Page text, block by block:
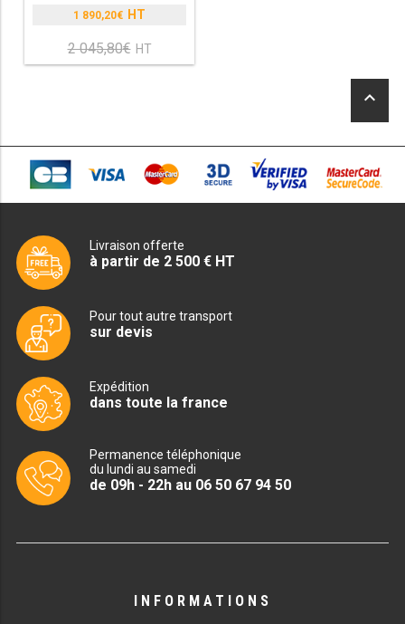
MACHINES À GLAÇONS
VITRINE SÉRIE UOC
VITRINE À PÂTISSERIE
CUISINIÈRE
CUISINIÈRE SÉRIE UOC
CUISINIÈRE 600 GAZ
CUISINIÈRE 600 ÉLECTRIQUE
2 045,80€
prix
1 890,20€
Le
prix
keyboard_arrow_up
Livraison offerte
à partir de 2 500 € HT
Pour tout autre transport
sur devis
Expédition
dans toute la france
Permanence téléphonique
du lundi au samedi
de 09h - 22h au 06 50 67 94 50
INFORMATIONS